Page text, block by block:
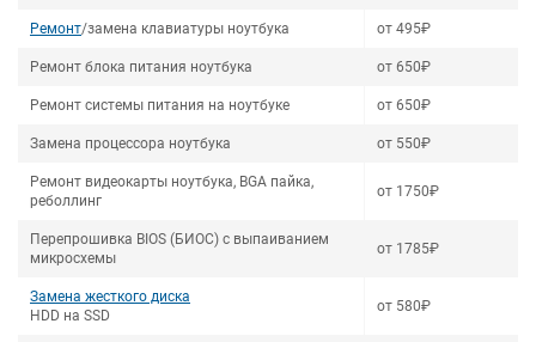
Ремонт/замена клавиатуры ноутбука от 495₽
Ремонт блока питания ноутбука от 650₽
Ремонт системы питания на ноутбуке от 650₽
Замена процессора ноутбука от 550₽
Ремонт видеокарты ноутбука, BGA пайка,
реболлинг
от 1750₽
Перепрошивка BIOS (БИОС) с выпаиванием
микросхемы
от 1785₽
Замена жесткого диска
HDD на SSD
от 580₽